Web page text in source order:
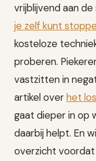
vrijblijvend aan
je zelf kunt
kosteloze
proberen.
vastzitten in
artikel overhet
gaat dieper in op
daarbij helpt. En
overzicht